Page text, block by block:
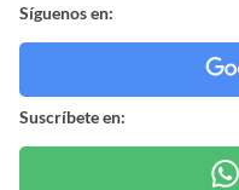
Síguenos en:
Suscríbete en: